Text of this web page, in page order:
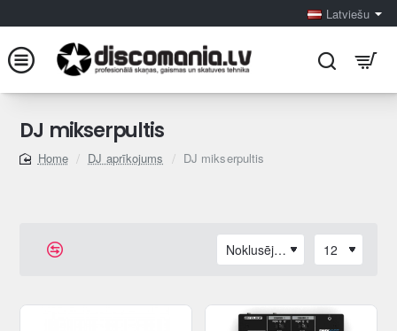
Latviešu
DJ mikserpultis
home
DJ aprīkojums DJ mikserpultis